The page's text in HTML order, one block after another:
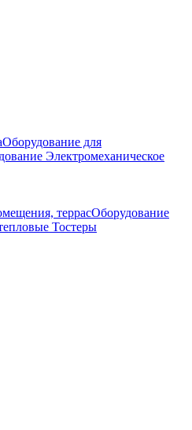
Оборудование для
Электромеханическое
террасОборудование
Тостеры